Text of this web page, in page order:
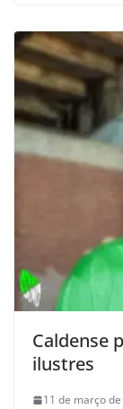
Caldense
ilustres
11 de março